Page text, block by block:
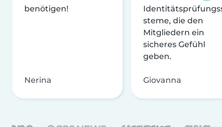
benötigen!
Nerina
steme, die den
Mitgliedern ein
sicheres Gefühl
geben.
Giovanna